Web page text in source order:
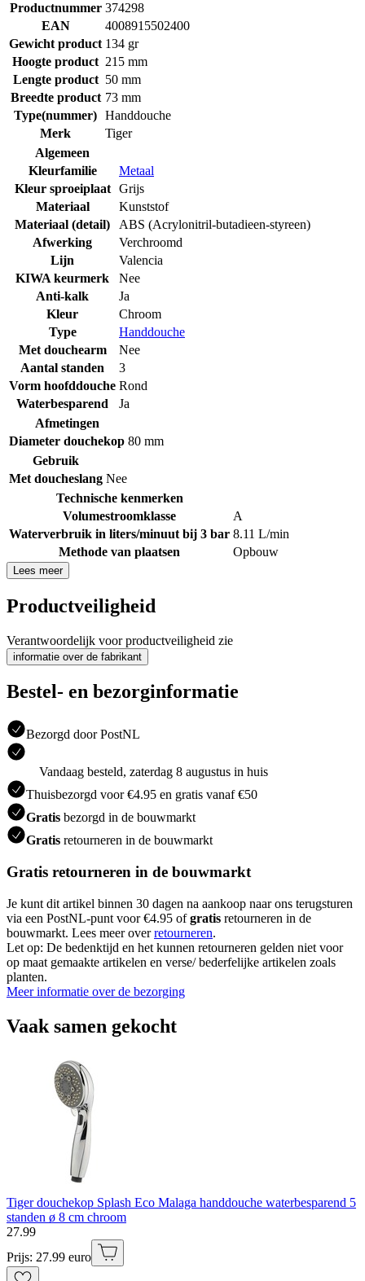
Productnummer 374298
EAN
4008915502400
Gewicht product 134 gr
Hoogte product 215 mm
Lengte product 50 mm
Breedte product 73 mm
Type(nummer) Handdouche
Merk
Tiger
Algemeen
Kleurfamilie
Metaal
Kleur sproeiplaat
Grijs
Materiaal
Kunststof
Materiaal (detail)
ABS (Acrylonitril-butadieen-styreen)
Afwerking
Verchroomd
Lijn
Valencia
KIWA keurmerk
Nee
Anti-kalk
Ja
Kleur
Chroom
Type
Handdouche
Met douchearm
Nee
Aantal standen
3
Vorm hoofddouche Rond
Waterbesparend
Ja
Afmetingen
Diameter douchekop 80 mm
Gebruik
Met doucheslang Nee
Technische kenmerken
Volumestroomklasse
A
Waterverbruik in liters/minuut bij 3 bar 8.11 L/min
Methode van plaatsen
Opbouw
Lees meer
Productveiligheid
Verantwoordelijk voor productveiligheid zie
informatie over de fabrikant
Bestel- en bezorginformatie
Bezorgd door PostNL
Vandaag besteld, zaterdag 8 augustus in huis
Thuisbezorgd voor €4.95 en gratis vanaf €50
Gratis bezorgd in de bouwmarkt
Gratis retourneren in de bouwmarkt
Gratis retourneren in de bouwmarkt
Je kunt dit artikel binnen 30 dagen na aankoop naar ons terugsturen
via een PostNL-punt voor €4.95 ofgratis retourneren in de
bouwmarkt. Lees meer overretourneren.
Let op: De bedenktijd en het kunnen retourneren gelden niet voor
op maat gemaakte artikelen en verse/ bederfelijke artikelen zoals
planten.
Meer informatie over de bezorging
Vaak samen gekocht
Tiger douchekop Splash Eco Malaga handdouche waterbesparend 5
standen ø 8 cm chroom
27.99
Prijs: 27.99 euro